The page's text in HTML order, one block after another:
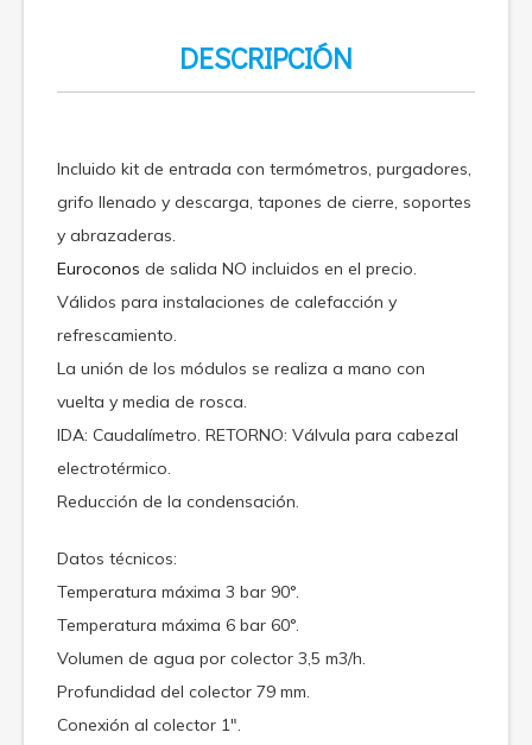
DESCRIPCIÓN
Incluido kit de entrada con termómetros, purgadores,
grifo llenado y descarga, tapones de cierre, soportes
y abrazaderas.
Euroconos de salida NO incluidos en el precio.
Válidos para instalaciones de calefacción y
refrescamiento.
La unión de los módulos se realiza a mano con
vuelta y media de rosca.
IDA: Caudalímetro. RETORNO: Válvula para cabezal
electrotérmico.
Reducción de la condensación.
Datos técnicos:
Temperatura máxima 3 bar 90°.
Temperatura máxima 6 bar 60°.
Volumen de agua por colector 3,5 m3/h.
Profundidad del colector 79 mm.
Conexión al colector 1″.